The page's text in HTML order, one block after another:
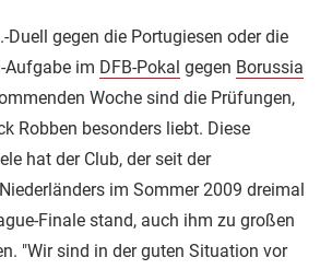
Duell gegen die Portugiesen oder die
Aufgabe im DFB-Pokal gegen Borussia
Woche sind die Prüfungen,
Robben besonders liebt. Diese
hat der Club, der seit der
im Sommer 2009 dreimal
Finale stand, auch ihm zu großen
"Wir sind in der guten Situation vor